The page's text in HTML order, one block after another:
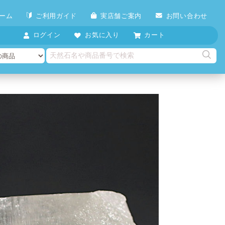
ム ご利用ガイド 実店舗ご案内 お問い合わせ
ログイン お気に入り カート